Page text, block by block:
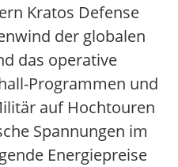
Kratos Defense
der globalen
das operative
Programmen und
auf Hochtouren
Spannungen im
Energiepreise